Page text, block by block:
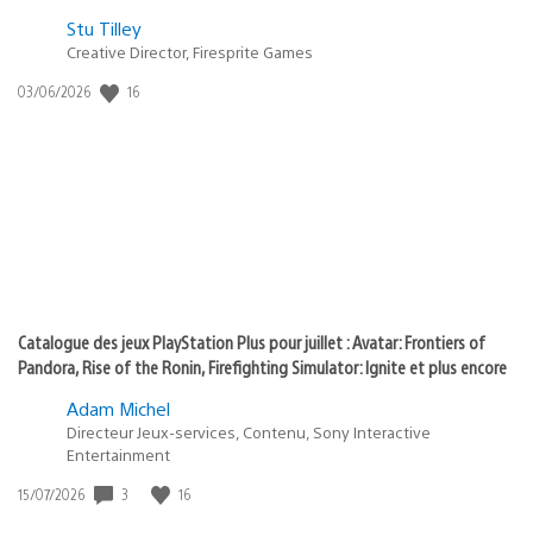
Postée
:
Stu Tilley
Creative Director, Firesprite Games
Date
03/06/2026 16
Catalogue des jeux PlayStation Plus pour juillet : Avatar: Frontiers of
Pandora, Rise of the Ronin, Firefighting Simulator: Ignite et plus encore
Adam Michel
Directeur Jeux-services, Contenu, Sony Interactive
Entertainment
Date
15/07/2026 3 16